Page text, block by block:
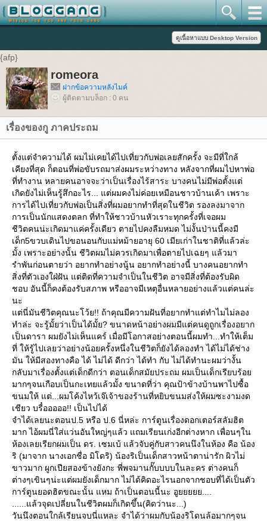
{afp}
romeora
ฝากข้อความหลังไมค์
ผู้ติดตามบล็อก : 0 คน
เรื่องของกู ภาคประถม
ตั้งแต่จำความได้ ผมไม่เคยได้ไปเที่ยวกับพ่อเลยสักครั้ง จะมีที่ใกล้
เคียงที่สุด ก็ตอนที่พ่อขับรถมาส่งผมระหว่างทาง หลังจากที่ผมไปหาพ่อ
ที่ทำงาน หลายคนอาจจะว่าเป็นเรื่องไร้สาระ บางคนไม่มีพ่อตั้งแต่
เกิดยังไม่เห็นรู้สึกอะไร... แต่ผมคงไม่ค่อยเหมือนชาวบ้านเค้า เพราะ
การได้ไปเที่ยวกับพ่อเป็นสิ่งที่ผมอยากทำที่สุดในชีวิต รองลงมาจาก
การเป็นนักแสดงตลก ที่ทำให้ชาวบ้านหัวเราะทุกครั้งที่เจอผม
ชีวิตคนน่ะเกิดมาแค่ครั้งเดียว ตายไปคงลืมหมด ไม่งั้นป่านนี้คงมี
เด็ก5ขวบเดินไปขอนอนกับแม่หม้ายอายุ 60 เมียเก่าในชาติที่แล้วล่ะ
มั้ง เพราะอย่างนั้น ชีวิตผมไม่ควรเกิดมาเพื่อตายไปเฉยๆ แล้วมา
รำพันก่อนตายว่า อยากทำอย่างนู้น อยากทำอย่างนี้ บางคนอยากทำ
สิ่งที่ตัวเองใฝ่ฝัน แต่ติดที่ความจำเป็นในชีวิต อาจมีสิ่งที่ต้องรับผิด
ชอบ อันนี้ก็คงต้องรับสภาพ หรืออาจมีเหตุอื่นหลายอย่างแล้วแต่คนล่ะ
นะ
แต่นี่มันชีวิตคุณนะโว้ย!! ถ้าคุณมีความฝันที่อยากทำแต่ทำไมไม่ลอง
ทำล่ะ จะรู้มั้ยว่าเป็นได้มั้ย? ขนาดหน้าอย่างผมมีแต่คนดูถูกเรื่องอยาก
เป็นดารา ผมยังไม่เห็นแคร์ เมื่อมีโอกาสอย่างตอนนี้ผมทำ...ทำให้เต็ม
ที่ ให้รู้ไปเลยว่าอย่างน้อยครั้งหนึ่งในชีวิตก็ยังได้ลองทำ ได้ไม่ได้ช่าง
มัน ให้มีสองทางคือ ได้ ไม่ได้ ดีกว่า ได้ทำ กับ ไม่ได้ทำนะผมว่างั้น
กลับมาเรื่องตั้งแต่เด็กดีกว่า ตอนเด็กสมัยประถม ผมเป็นเด็กเรียบร้อย
มากๆจนเกือบเป็นกะเทยแล้วมั้ง ขนาดที่ว่า คุณป้าข้างบ้านพาไปซื้อ
ขนมให้ แต่...ผมโค้งไหว้เจ๊เจ้าของร้านที่หยิบขนมส่งให้ผมซะงามงด
เชียว บรื๋อออออ!! เป็นไปได้
จำได้เลยนะตอนป.5 หรือ ป.6 นี่หล่ะ การ์ตูนเรื่องดอกเตอร์สลัมฮิต
มาก ไอ้ผมนี่ใส่แว่นอันใหญ่ๆแล้ว แถมเรียนเก่งอีกต่างหาก เพื่อนๆใน
ห้องเลยเรียกผมเป็น ดร. เซมเบ้ แล้วจับคู่กับสาวคนนึงในห้อง คือ น้อง
ริ (มาจาก นางเอกชื่อ มิโดริ) น้องริเป็นเด็กสาวหน้าตาน่ารัก ผิวไม่
ขาวมาก ผูกเปียสองข้างยังกะ พี่พจมานกั๊บบบบในละคร ต่างคนก็
ต่างๆเขินๆน่ะแต่ผมยังเด็กมาก ไม่ได้คิดอะไรนอกจากชอบที่ได้เป็นตัว
การ์ตูนยอดฮิตขณะนั้น แหม ถ้าเป็นตอนนี้นะ อูยยยยย....
......แล้วจุดเปลี่ยนในชีวิตผมก็เกิดขึ้น(คิดว่านะ...)
วันนึงตอนใกล้เรียนจบนี่แหละ จำได้ว่าผมกับน้องริโดนล้อมากๆจน